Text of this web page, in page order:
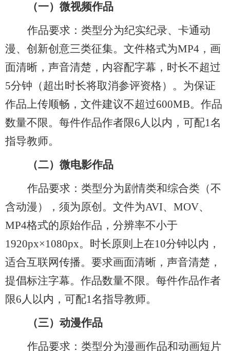
（一）微视频作品
作品要求：类型分为纪实纪录、卡通动
漫、创新创意三类征集。文件格式为MP4 ， 画
面清晰，声音清楚，内容配字幕，时长不超过
5分钟 （超出时长将取消参评资格） 。为保证
作品上传顺畅，文件建议不超过600MB。作品
数量不限。每件作品作者限6人以内，可配1名
指导教师。
（二） 微电影作品
作品要求：类型分为剧情类和综合类 （不
含动漫）， 须为原创。文件为AVI、MOV、
MP4格式的原始作品，分辨率不小于
1920px×1080px。时长原则上在10分钟以内，
适合互联网传播。要求画面清晰，声音清楚，
提倡标注字幕。作品数量不限。每件作品作者
限6人以内，可配1名指导教师。
（三） 动漫作品
作品要求：类型分为漫画作品和动画短片